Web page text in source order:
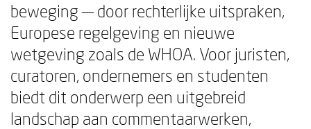
beweging — door rechterlijke uitspraken,
Europese regelgeving en nieuwe
wetgeving zoals de WHOA. Voor juristen,
curatoren, ondernemers en studenten
biedt dit onderwerp een uitgebreid
landschap aan commentaarwerken,